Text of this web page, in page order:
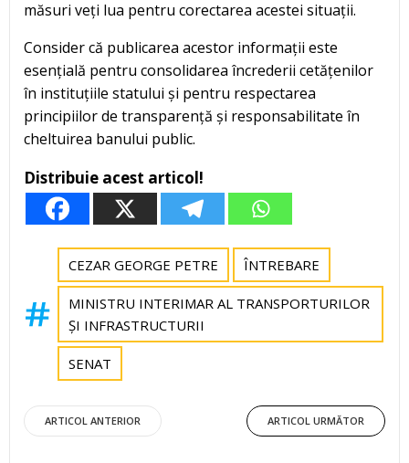
măsuri veți lua pentru corectarea acestei situații.
Consider că publicarea acestor informații este
esențială pentru consolidarea încrederii cetățenilor
în instituțiile statului și pentru respectarea
principiilor de transparență și responsabilitate în
cheltuirea banului public.
Distribuie acest articol!
CEZAR GEORGE PETRE ÎNTREBARE
MINISTRU INTERIMAR AL TRANSPORTURILOR
ȘI INFRASTRUCTURII
SENAT
Post
ARTICOL ANTERIOR
PostARTICOL URMĂTOR